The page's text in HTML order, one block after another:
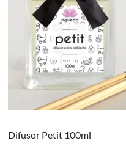
Difusor Petit 100ml